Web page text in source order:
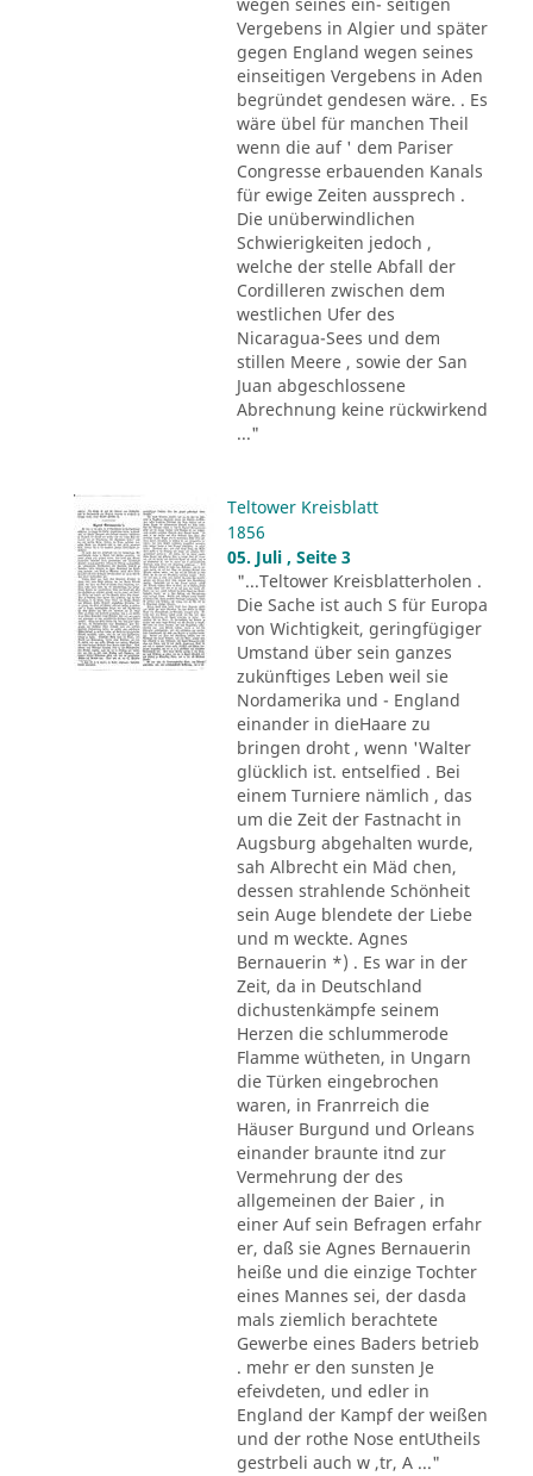
Vergebens in Algier und später
gegen England wegen seines
einseitigen Vergebens in Aden
begründet gendesen wäre. . Es
wäre übel für manchen Theil
wenn die auf ' dem Pariser
Congresse erbauenden Kanals
für ewige Zeiten aussprech .
Die unüberwindlichen
Schwierigkeiten jedoch ,
welche der stelle Abfall der
Cordilleren zwischen dem
westlichen Ufer des
Nicaragua-Sees und dem
stillen Meere , sowie der San
Juan abgeschlossene
Abrechnung keine rückwirkend
..."
Teltower Kreisblatt
1856
05. Juli , Seite 3
"...Teltower Kreisblatterholen .
Die Sache ist auch S für Europa
von Wichtigkeit, geringfügiger
Umstand über sein ganzes
zukünftiges Leben weil sie
Nordamerika und - England
einander in dieHaare zu
bringen droht , wenn 'Walter
glücklich ist. entselfied . Bei
einem Turniere nämlich , das
um die Zeit der Fastnacht in
Augsburg abgehalten wurde,
sah Albrecht ein Mäd chen,
dessen strahlende Schönheit
sein Auge blendete der Liebe
und m weckte. Agnes
Bernauerin *) . Es war in der
Zeit, da in Deutschland
dichustenkämpfe seinem
Herzen die schlummerode
Flamme wütheten, in Ungarn
die Türken eingebrochen
waren, in Franrreich die
Häuser Burgund und Orleans
einander braunte itnd zur
Vermehrung der des
allgemeinen der Baier , in
einer Auf sein Befragen erfahr
er, daß sie Agnes Bernauerin
heiße und die einzige Tochter
eines Mannes sei, der dasda
mals ziemlich berachtete
Gewerbe eines Baders betrieb
. mehr er den sunsten Je
efeivdeten, und edler in
England der Kampf der weißen
und der rothe Nose entUtheils
gestrbeli auch w ,tr, A ..."